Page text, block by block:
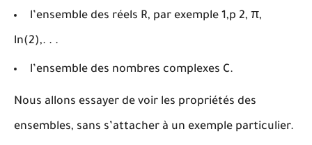
l’ensemble des réels R, par exemple 1,p 2, π,
ln(2),. . .
l’ensemble des nombres complexes C.
Nous allons essayer de voir les propriétés des
ensembles, sans s’attacher à un exemple particulier.